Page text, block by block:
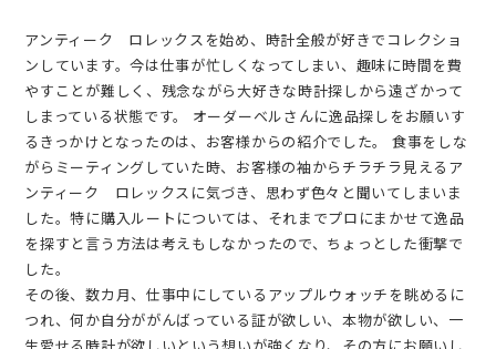
アンティーク ロレックスを始め、時計全般が好きでコレクショ
ンしています。今は仕事が忙しくなってしまい、趣味に時間を費
やすことが難しく、残念ながら大好きな時計探しから遠ざかって
しまっている状態です。 オーダーベルさんに逸品探しをお願いす
るきっかけとなったのは、お客様からの紹介でした。 食事をしな
がらミーティングしていた時、お客様の袖からチラチラ見えるア
ンティーク ロレックスに気づき、思わず色々と聞いてしまいま
した。特に購入ルートについては、それまでプロにまかせて逸品
を探すと言う方法は考えもしなかったので、ちょっとした衝撃で
した。
その後、数カ月、仕事中にしているアップルウォッチを眺めるに
つれ、何か自分ががんばっている証が欲しい、本物が欲しい、一